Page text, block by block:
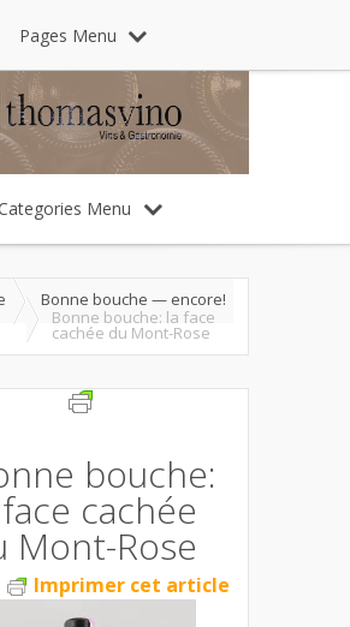
Pages Menu
Menu
Bonne bouche — encore!
Bonne bouche: la face
cachée du Mont-Rose
bouche:
cachée
Mont-Rose
Imprimer cet article